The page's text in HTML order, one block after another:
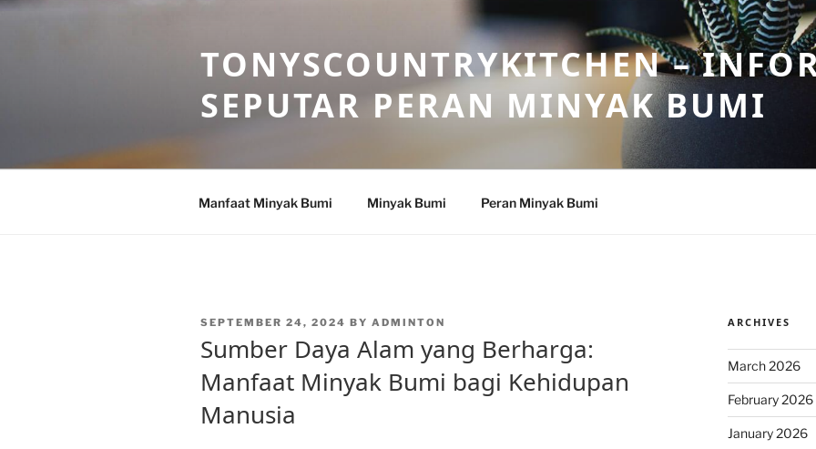
Skip
TONYSCOUNTRYKITCHEN –
SEPUTAR PERAN MINYAK BUMI
Manfaat Minyak Bumi Minyak Bumi Peran Minyak Bumi
POSTED
SEPTEMBER 24, 2024 BY ADMINTON
Sumber Daya Alam yang Berharga:
Manfaat Minyak Bumi bagi Kehidupan
Manusia
ARCHIVES
March 2026
February 2026
January 2026